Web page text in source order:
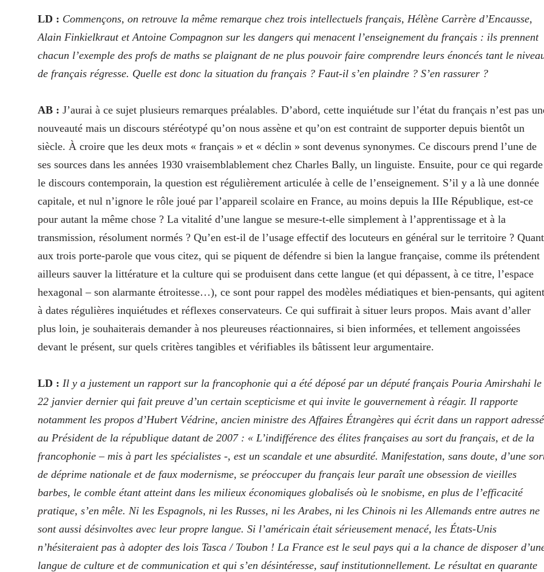
LD : Commençons, on retrouve la même remarque chez trois intellectuels français, Hélène Carrère d’Encausse,
Alain Finkielkraut et Antoine Compagnon sur les dangers qui menacent l’enseignement du français : ils prennent
chacun l’exemple des profs de maths se plaignant de ne plus pouvoir faire comprendre leurs énoncés tant le
de français régresse. Quelle est donc la situation du français ? Faut-il s’en plaindre ? S’en rassurer ?
AB : J’aurai à ce sujet plusieurs remarques préalables. D’abord, cette inquiétude sur l’état du français n’est pas
nouveauté mais un discours stéréotypé qu’on nous assène et qu’on est contraint de supporter depuis bientôt un
siècle. À croire que les deux mots « français » et « déclin » sont devenus synonymes. Ce discours prend l’une de
ses sources dans les années 1930 vraisemblablement chez Charles Bally, un linguiste. Ensuite, pour ce qui regarde
le discours contemporain, la question est régulièrement articulée à celle de l’enseignement. S’il y a là une donnée
capitale, et nul n’ignore le rôle joué par l’appareil scolaire en France, au moins depuis la IIIe République, est-ce
pour autant la même chose ? La vitalité d’une langue se mesure-t-elle simplement à l’apprentissage et à la
transmission, résolument normés ? Qu’en est-il de l’usage effectif des locuteurs en général sur le territoire ? Quant
aux trois porte-parole que vous citez, qui se piquent de défendre si bien la langue française, comme ils prétendent
ailleurs sauver la littérature et la culture qui se produisent dans cette langue (et qui dépassent, à ce titre, l’espace
hexagonal – son alarmante étroitesse…), ce sont pour rappel des modèles médiatiques et bien-pensants, qui agitent
à dates régulières inquiétudes et réflexes conservateurs. Ce qui suffirait à situer leurs propos. Mais avant d’aller
plus loin, je souhaiterais demander à nos pleureuses réactionnaires, si bien informées, et tellement angoissées
devant le présent, sur quels critères tangibles et vérifiables ils bâtissent leur argumentaire.
LD : Il y a justement un rapport sur la francophonie qui a été déposé par un député français Pouria Amirshahi le
22 janvier dernier qui fait preuve d’un certain scepticisme et qui invite le gouvernement à réagir. Il rapporte
notamment les propos d’Hubert Védrine, ancien ministre des Affaires Étrangères qui écrit dans un rapport adressé
au Président de la république datant de 2007 : « L’indifférence des élites françaises au sort du français, et de la
francophonie – mis à part les spécialistes -, est un scandale et une absurdité. Manifestation, sans doute, d’une
de déprime nationale et de faux modernisme, se préoccuper du français leur paraît une obsession de vieilles
barbes, le comble étant atteint dans les milieux économiques globalisés où le snobisme, en plus de l’efficacité
pratique, s’en mêle. Ni les Espagnols, ni les Russes, ni les Arabes, ni les Chinois ni les Allemands entre autres ne
sont aussi désinvoltes avec leur propre langue. Si l’américain était sérieusement menacé, les États-Unis
n’hésiteraient pas à adopter des lois Tasca / Toubon ! La France est le seul pays qui a la chance de disposer
langue de culture et de communication et qui s’en désintéresse, sauf institutionnellement. Le résultat en quarante